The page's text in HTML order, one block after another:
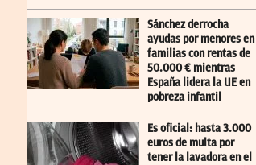
Sánchez derrocha
ayudas por menores en
familias con rentas de
50.000 € mientras
España lidera la UE en
pobreza infantil
Es oficial: hasta 3.000
euros de multa por
tener la lavadora en el